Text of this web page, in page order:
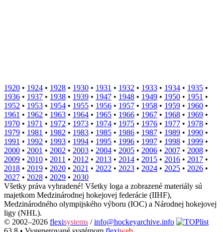
1920 • 1924 • 1928 • 1930 • 1931 • 1932 • 1933 • 1934 • 1935 •
1936 • 1937 • 1938 • 1939 • 1947 • 1948 • 1949 • 1950 • 1951 •
1952 • 1953 • 1954 • 1955 • 1956 • 1957 • 1958 • 1959 • 1960 •
1961 • 1962 • 1963 • 1964 • 1965 • 1966 • 1967 • 1968 • 1969 •
1970 • 1971 • 1972 • 1973 • 1974 • 1975 • 1976 • 1977 • 1978 •
1979 • 1981 • 1982 • 1983 • 1985 • 1986 • 1987 • 1989 • 1990 •
1991 • 1992 • 1993 • 1994 • 1995 • 1996 • 1997 • 1998 • 1999 •
2000 • 2001 • 2002 • 2003 • 2004 • 2005 • 2006 • 2007 • 2008 •
2009 • 2010 • 2011 • 2012 • 2013 • 2014 • 2015 • 2016 • 2017 •
2018 • 2019 • 2020 • 2021 • 2022 • 2023 • 2024 • 2025 • 2026 •
2027 • 2028 • 2029 • 2030
Všetky práva vyhradené! Všetky loga a zobrazené materiály sú
majetkom Medzinárodnej hokejovej federácie (IIHF),
Medzinárodného olympijského výboru (IOC) a Národnej hokejovej
ligy (NHL).
© 2002–2026 flexisystems /info@hockeyarchive.info